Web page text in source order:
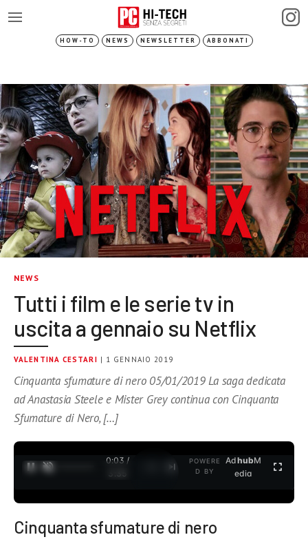
HOW-TO NEWS NEWSLETTER ABBONATI
NEWS
Tutti i film e le serie tv in
uscita a gennaio su Netflix
VALENTINA CESTARI | 1 GENNAIO 2019
Cinquanta sfumature di nero 05/01/2019 La saga dedicata
ad Anastasia Steele e Mister Grey continua con Cinquanta
Sfumature di Nero, […]
0:04 /
3:35
POWERE
D BY
AdhubM
edia
Cinquanta sfumature di nero